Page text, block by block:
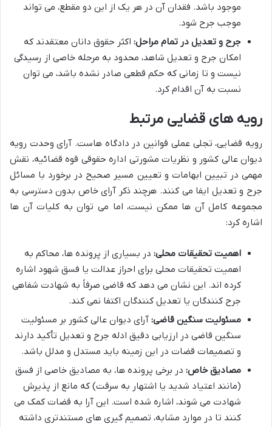
موجود باشد. فقدان آن در هر یک از این دو مقطع، می تواند
موجب جرح شود.
جرح و تعدیل در تمام مراحل: اکثر حقوق دانان معتقدند که
امکان جرح و تعدیل شاهد، محدود به مرحله خاصی از رسیدگی
نیست و تا زمانی که حکم قطعی صادر نشده باشد، می توان
نسبت به آن اقدام کرد.
رویه های قضایی مرتبط
رویه قضایی، تجلی عملی قوانین در دادگاه هاست. آرای وحدت رویه
دیوان عالی کشور و نظریات مشورتی اداره حقوقی قوه قضائیه، نقش
مهمی در تبیین ابهامات و تعیین مسیر صحیح در برخورد با مسائل
جرح و تعدیل ایفا می کنند. هرچند ذکر آرای خاص بدون دسترسی به
مجموعه کامل آن ها ممکن نیست، اما می توان به کلیات آن ها
اشاره کرد:
اهمیت تحقیقات محلی: در بسیاری از پرونده ها، محاکم به
اهمیت تحقیقات محلی برای احراز عدالت یا فسق شهود اشاره
کرده اند. این نشان می دهد که قاضی صرفاً به شهادت شفاهی
جرح کنندگان یا تعدیل کنندگان اکتفا نمی کند.
مسئولیت سنگین قاضی: آرای دیوان عالی کشور بر مسئولیت
سنگین قاضی در ارزیابی دقیق ادله جرح و تعدیل تأکید دارند
و تصمیمات قضات در این زمینه باید مستدل و مدلل باشد.
مصادیق خاص: در برخی پرونده ها، به مصادیق خاصی از فسق
(مانند اعتیاد شدید یا اشتهار به سرقت) که مانع از پذیرش
شهادت می شوند، اشاره شده است. این آرا به قضات کمک می
کنند تا در موارد مشابه، تصمیم گیری های مستندتری داشته